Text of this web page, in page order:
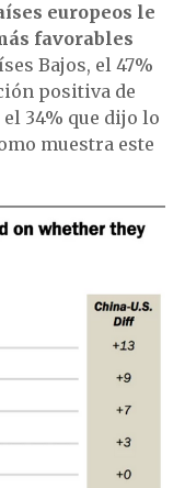
europeos le
favorables
Bajos, el 47%
positiva de
34% que dijo lo
muestra este